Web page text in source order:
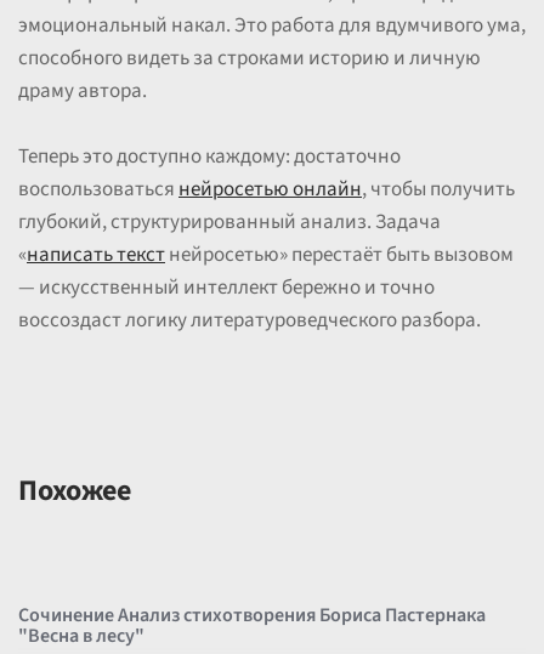
эмоциональный накал. Это работа для вдумчивого ума,
способного видеть за строками историю и личную
драму автора.
Теперь это доступно каждому: достаточно
воспользоватьсянейросетью онлайн, чтобы получить
глубокий, структурированный анализ. Задача
«написать текстнейросетью» перестаёт быть вызовом
— искусственный интеллект бережно и точно
воссоздаст логику литературоведческого разбора.
Похожее
Сочинение Анализ стихотворения Бориса Пастернака
"Весна в лесу"